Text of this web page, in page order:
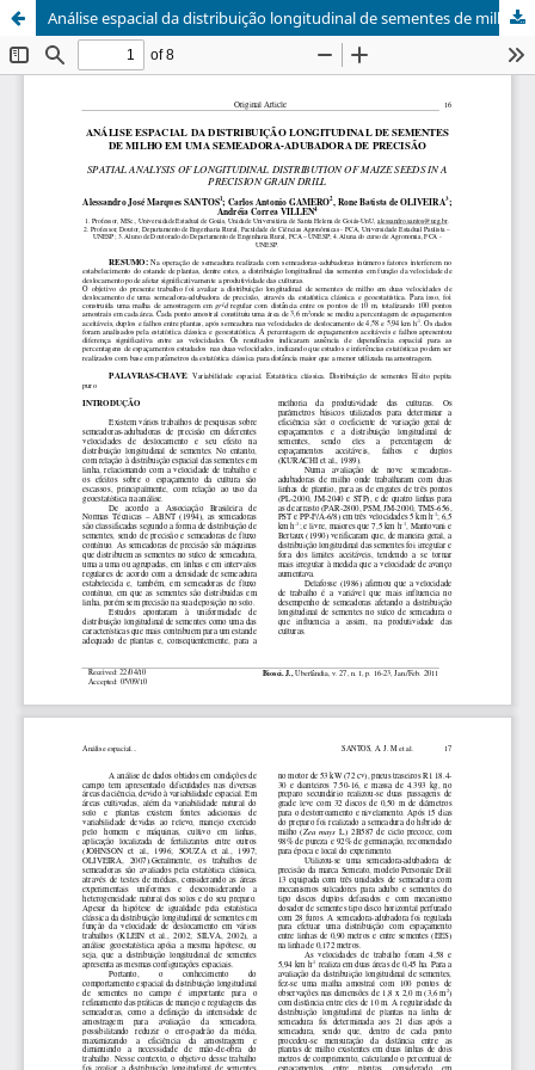
Análise espacial da distribuição longitudinal de sementes de milho em uma semeadora-adubadora de precisão